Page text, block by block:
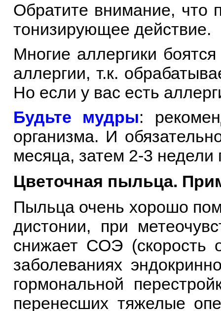
Обратите внимание, что
тонизирующее действие.
Многие аллергики
аллергии, т.к.
Но если у вас есть
Будьте мудры:
организма. И
месяца, затем 2-3 недели
Цветочная пыльца.
Пыльца очень хорошо
дистонии, при
снижает СОЭ (скорость
заболеваниях
гормональной
перенесших тяжелые